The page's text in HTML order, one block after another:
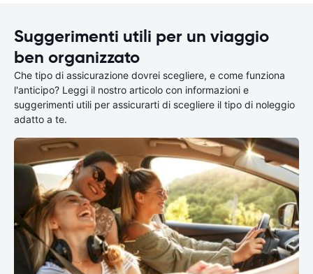
Suggerimenti utili per un viaggio
ben organizzato
Che tipo di assicurazione dovrei scegliere, e come funziona
l'anticipo? Leggi il nostro articolo con informazioni e
suggerimenti utili per assicurarti di scegliere il tipo di noleggio
adatto a te.